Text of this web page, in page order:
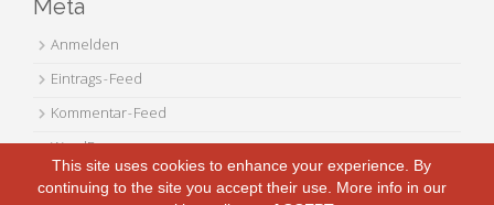
This site uses cookies to enhance your experience. By
continuing to the site you accept their use. More info in our
Meta
Anmelden
Eintrags-Feed
Kommentar-Feed
WordPress.org